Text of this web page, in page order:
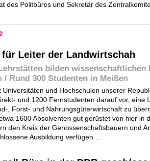
des Politbüros und Sekretär des
für Leiter der Landwirtschah
bilden wissenschaftlichen
/ Rund 300 Studenten in Meißen
Universitäten und Hochschulen unserer
und 1200 Fernstudenten darauf vor, eine
, Forst- und Nahrungsgüterwirtschaft zu
1600 Absolventen gut gerüstet von hier in
den Kreis der Genossenschaftsbauern und
Ausbildung verfügen ...